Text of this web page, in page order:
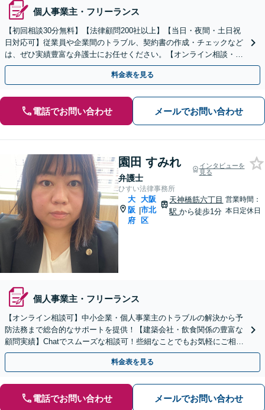
個人事業主・フリーランス
【初回相談30分無料】【法律顧問200社以上】【当日・夜間・土日祝
日対応可】従業員や企業間のトラブル、契約書の作成・チェックなど
は、ぜひ実績豊富な弁護士にお任せください。【オンライン相談・電
子契約に対応】
料金表を見る
電話でお問い合わせ メールでお問い合わせ
園田 すみれ
弁護士
インタビューを
見る
ひすい法律事務所
大
阪
府
|
大阪
市北
区
天神橋筋六丁目
駅から徒歩1分
営業時間：
本日定休日
個人事業主・フリーランス
【オンライン相談可】中小企業・個人事業主のトラブルの解決から予
防法務まで総合的なサポートを提供！【建築会社・飲食関係の豊富な
顧問実績】Chatでスムーズな相談可！些細なことでもお気軽にご相談
ください【天神橋筋六丁目駅1分】【夜間・休日面談】
料金表を見る
電話でお問い合わせ メールでお問い合わせ